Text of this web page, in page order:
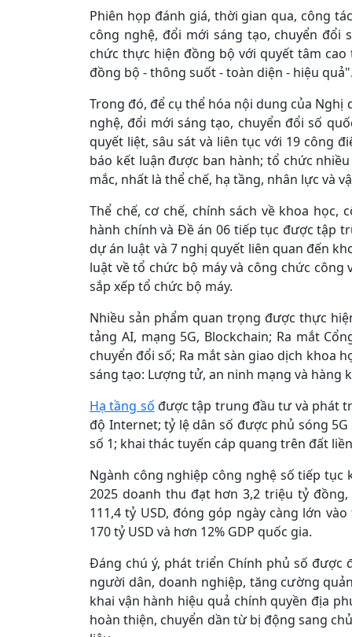
Phiên họp đánh giá, thời gian qua, công
công nghệ, đổi mới sáng tạo, chuyển
chức thực hiện đồng bộ với quyết tâm
đồng bộ - thông suốt - toàn diện - hiệu quả".
Trong đó, để cụ thể hóa nội dung của
nghệ, đổi mới sáng tạo, chuyển đổi số
quyết liệt, sâu sát và liên tục với 19 công
báo kết luận được ban hành; tổ chức
mắc, nhất là thể chế, hạ tầng, nhân lực và
Thể chế, cơ chế, chính sách về khoa học,
hành chính và Đề án 06 tiếp tục được tập
dự án luật và 7 nghị quyết liên quan đến
luật về tổ chức bộ máy và công chức
sắp xếp tổ chức bộ máy.
Nhiều sản phẩm quan trọng được thực
tảng AI, mạng 5G, Blockchain; Ra mắt
chuyển đổi số; Ra mắt sàn giao dịch khoa
sáng tạo: Lượng tử, an ninh mạng và hàng
Hạ tầng số được tập trung đầu tư và phát
độ Internet; tỷ lệ dân số được phủ sóng
số 1; khai thác tuyến cáp quang trên đất
Ngành công nghiệp công nghệ số tiếp
2025 doanh thu đạt hơn 3,2 triệu tỷ
111,4 tỷ USD, đóng góp ngày càng lớn
170 tỷ USD và hơn 12% GDP quốc gia.
Đáng chú ý, phát triển Chính phủ số được
người dân, doanh nghiệp, tăng cường
khai vận hành hiệu quả chính quyền địa
hoàn thiện, chuyển dần từ bị động sang